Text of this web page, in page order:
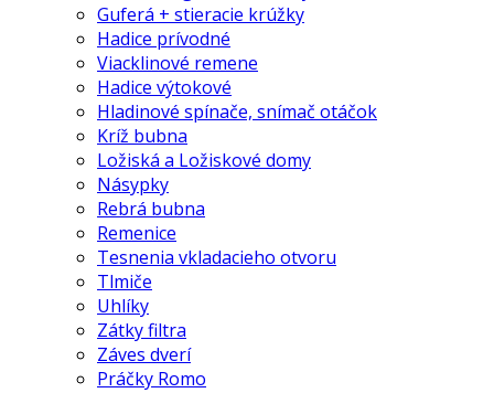
Guferá + stieracie krúžky
Hadice prívodné
Viacklinové remene
Hadice výtokové
Hladinové spínače, snímač otáčok
Kríž bubna
Ložiská a Ložiskové domy
Násypky
Rebrá bubna
Remenice
Tesnenia vkladacieho otvoru
Tlmiče
Uhlíky
Zátky filtra
Záves dverí
Práčky Romo